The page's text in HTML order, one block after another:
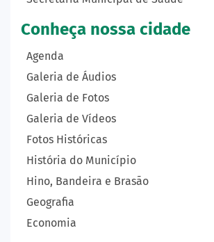
Conheça nossa cidade
Agenda
Galeria de Áudios
Galeria de Fotos
Galeria de Vídeos
Fotos Históricas
História do Município
Hino, Bandeira e Brasão
Geografia
Economia